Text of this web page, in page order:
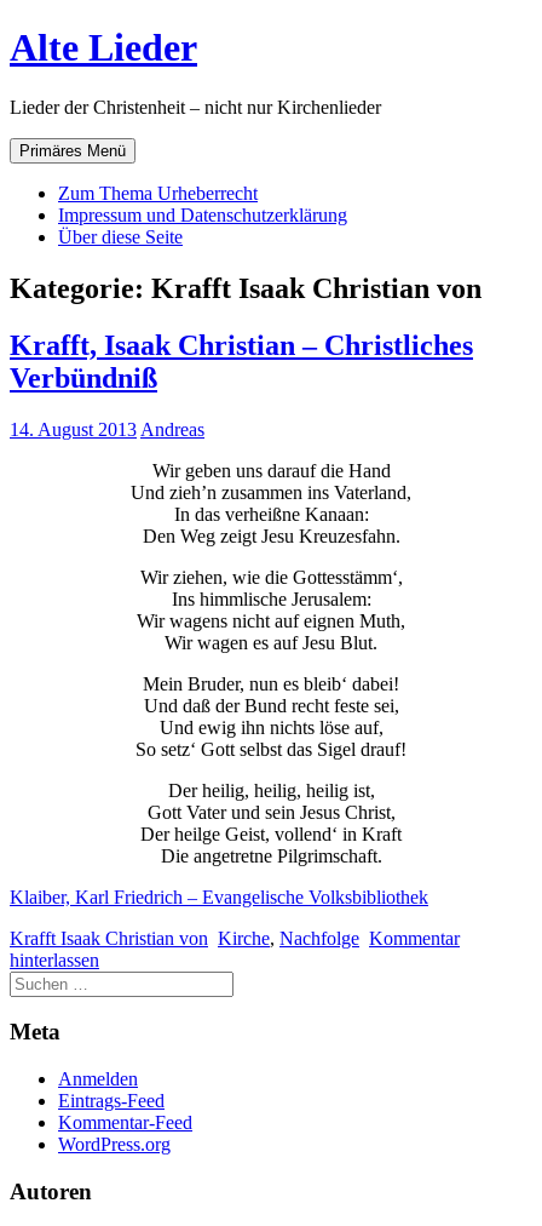
Zum
Inhalt
Alte Lieder
Lieder der Christenheit – nicht nur Kirchenlieder
Primäres Menü
Zum Thema Urheberrecht
Impressum und Datenschutzerklärung
Über diese Seite
Kategorie: Krafft Isaak Christian von
Krafft, Isaak Christian – Christliches
Verbündniß
14. August 2013 Andreas
Wir geben uns darauf die Hand
Und zieh’n zusammen ins Vaterland,
In das verheißne Kanaan:
Den Weg zeigt Jesu Kreuzesfahn.
Wir ziehen, wie die Gottesstämm‘,
Ins himmlische Jerusalem:
Wir wagens nicht auf eignen Muth,
Wir wagen es auf Jesu Blut.
Mein Bruder, nun es bleib‘ dabei!
Und daß der Bund recht feste sei,
Und ewig ihn nichts löse auf,
So setz‘ Gott selbst das Sigel drauf!
Der heilig, heilig, heilig ist,
Gott Vater und sein Jesus Christ,
Der heilge Geist, vollend‘ in Kraft
Die angetretne Pilgrimschaft.
Klaiber, Karl Friedrich – Evangelische Volksbibliothek
Krafft Isaak Christian von Kirche, Nachfolge Kommentar
hinterlassen
Meta
Anmelden
Eintrags-Feed
Kommentar-Feed
WordPress.org
Autoren